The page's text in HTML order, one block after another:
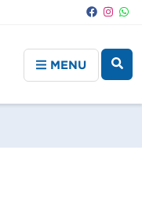
MENU